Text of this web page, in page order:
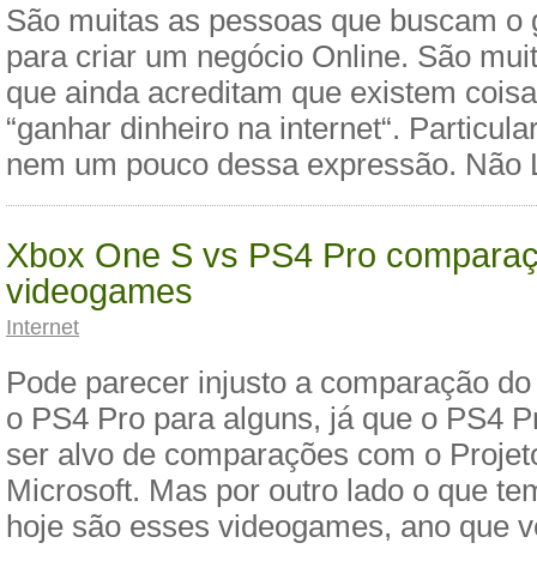
São muitas as pessoas que buscam o
para criar um negócio Online. São
que ainda acreditam que existem
“ganhar dinheiro na internet“.
nem um pouco dessa expressão. Não
Xbox One S vs PS4 Pro
videogames
Internet
Pode parecer injusto a comparação
o PS4 Pro para alguns, já que o PS4
ser alvo de comparações com o
Microsoft. Mas por outro lado o que
hoje são esses videogames, ano que